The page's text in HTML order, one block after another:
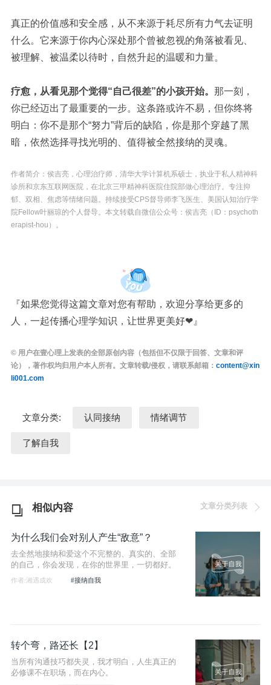
真正的价值感和安全感，从不来源于耗尽所有力气去证明
什么。它来源于你内心深处那个曾被忽视的角落被看见、
被理解、被温柔以待时，自然升起的温暖和力量。
疗愈，从看见那个觉得“自己很差”的小孩开始。 那一刻，
你已经迈出了最重要的一步。这条路或许不易，但你终将
明白：你不是那个“努力”背后的缺陷，你是那个穿越了黑
暗，依然选择寻找光明的、值得被全然接纳的灵魂。
作者简介：侯吉亮，心理治疗师，清华大学计算机系硕士，执业于私人精神科
诊所和京东互联网医院，在北京三甲精神科医院住院部做心理治疗。专注抑
郁、 双相 、焦虑等情绪问题。持续接受CPS督导师李飞医生、美国认知治疗学
院Fellow叶丽琼的个人督导。本文转载自微信公众号：侯吉亮（ID：psychoth
erapist-hou）。
『如果您觉得这篇文章对您有帮助，欢迎分享给更多的
人，一起传播心理学知识，让世界更美好❤』
© 用户在壹心理上发表的全部原创内容（包括但不仅限于回答、文章和评
论），著作权均归用户本人所有。文章转载/侵权，请联系邮箱： content@xin
li001.com
文章分类: 认同接纳 情绪调节
了解自我
相似内容 文章分类列表
为什么我们会对别人产生“敌意”？
去全然地接纳和爱这个不完整的、真实的、全部
的自己，你会发现，在你的世界里，一切都好。
作者:湘遇成欢 #接纳自我
转个弯，路还长【2】
当所有沟通技巧都失灵，我才明白，人生真正的
必修课不在职场，而在内心。